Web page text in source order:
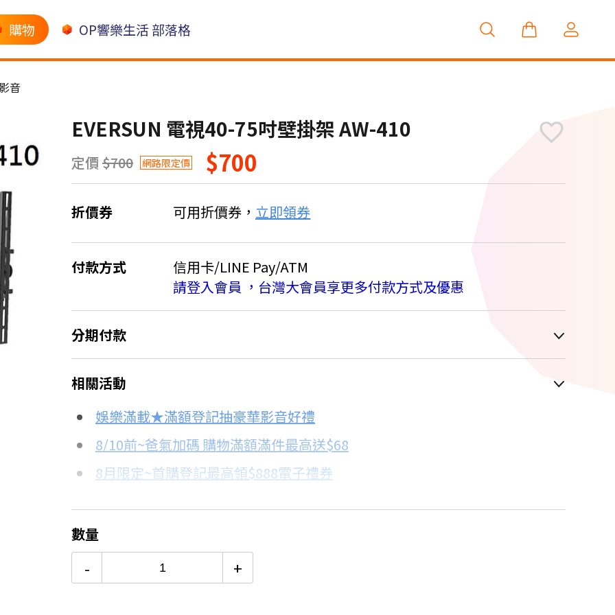
購物 OP響樂生活 部落格
音
EVERSUN 電視40-75吋壁掛架 AW-410
定價 $700 網路限定價 $700
折價券 可用折價券， 立即領券
付款方式
信用卡/LINE Pay/ATM
請登入會員 ，台灣大會員享更多付款方式及優惠
分期付款
＊實際可分期數、適用利率，請以購物車顯示為主
信用卡分期
分期數
3期
每期金額
$249
$62
配合銀行/業者
18家銀行/業者
相關活動
娛樂滿載★滿額登記抽豪華影音好禮
8/10前~爸氣加碼 購物滿額滿件最高送$68
8月限定~首購登記最高領$888電子禮券
更多信用卡分期0利率滿額享回饋
65吋4K OLED電視推薦→點我看達人教你買
數量
- +